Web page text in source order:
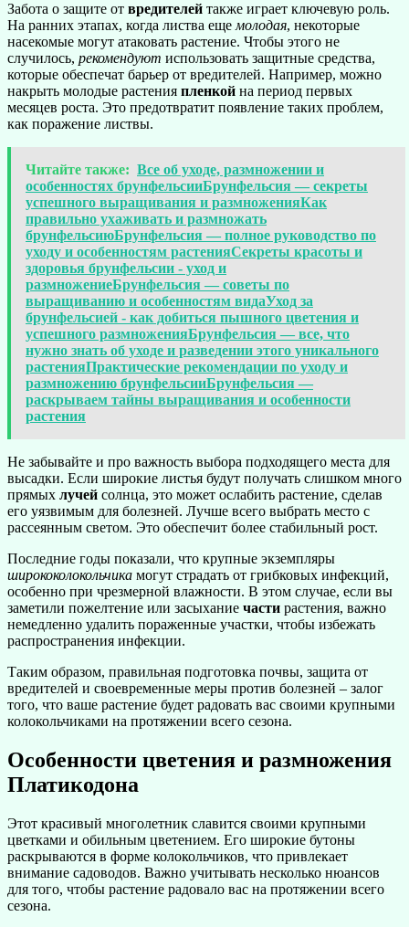
Забота о защите от вредителей также играет ключевую роль.
На ранних этапах, когда листва еще молодая, некоторые
насекомые могут атаковать растение. Чтобы этого не
случилось, рекомендуют использовать защитные средства,
которые обеспечат барьер от вредителей. Например, можно
накрыть молодые растения пленкой на период первых
месяцев роста. Это предотвратит появление таких проблем,
как поражение листвы.
Читайте также: Все об уходе, размножении и
особенностях брунфельсииБрунфельсия — секреты
успешного выращивания и размноженияКак
правильно ухаживать и размножать
брунфельсиюБрунфельсия — полное руководство по
уходу и особенностям растенияСекреты красоты и
здоровья брунфельсии - уход и
размножениеБрунфельсия — советы по
выращиванию и особенностям видаУход за
брунфельсией - как добиться пышного цветения и
успешного размноженияБрунфельсия — все, что
нужно знать об уходе и разведении этого уникального
растенияПрактические рекомендации по уходу и
размножению брунфельсииБрунфельсия —
раскрываем тайны выращивания и особенности
растения
Не забывайте и про важность выбора подходящего места для
высадки. Если широкие листья будут получать слишком много
прямых лучей солнца, это может ослабить растение, сделав
его уязвимым для болезней. Лучше всего выбрать место с
рассеянным светом. Это обеспечит более стабильный рост.
Последние годы показали, что крупные экземпляры
ширококолокольчика могут страдать от грибковых инфекций,
особенно при чрезмерной влажности. В этом случае, если вы
заметили пожелтение или засыхание части растения, важно
немедленно удалить пораженные участки, чтобы избежать
распространения инфекции.
Таким образом, правильная подготовка почвы, защита от
вредителей и своевременные меры против болезней – залог
того, что ваше растение будет радовать вас своими крупными
колокольчиками на протяжении всего сезона.
Особенности цветения и размножения
Платикодона
Этот красивый многолетник славится своими крупными
цветками и обильным цветением. Его широкие бутоны
раскрываются в форме колокольчиков, что привлекает
внимание садоводов. Важно учитывать несколько нюансов
для того, чтобы растение радовало вас на протяжении всего
сезона.